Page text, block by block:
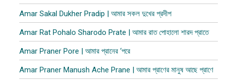
Amar Sakal Dukher Pradip | আমার সকল দুখের প্রদীপ
Amar Rat Pohalo Sharodo Prate | আমার রাত পোহালো শারদ প্রাতে
Amar Praner Pore | আমার প্রানের ‘পরে
Amar Praner Manush Ache Prane | আমার প্রাণের মানুষ আছে প্রাণে